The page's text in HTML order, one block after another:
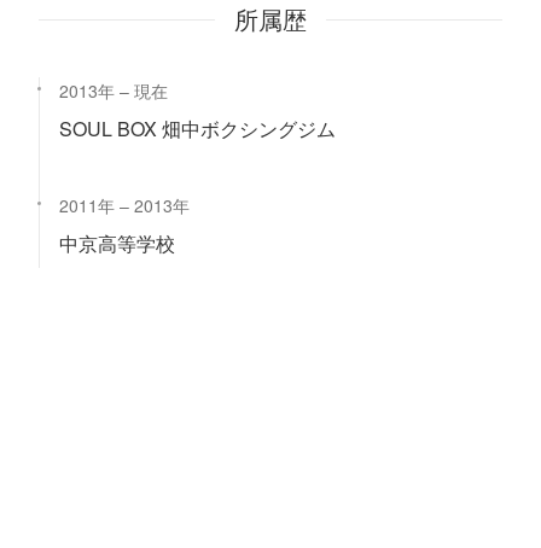
所属歴
2013年 現在
SOUL BOX 畑中ボクシングジム
2011年 2013年
中京高等学校